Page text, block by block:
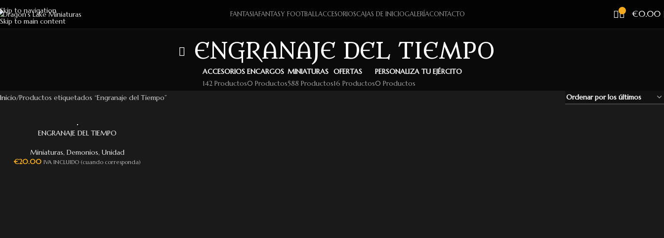
Skip to navigation
Skip to main content
FANTASIAFANTASY FOOTBALLACCESORIOSCAJAS DE INICIOGALERÍACONTACTO €0.00
ENGRANAJE DEL TIEMPO
ACCESORIOS
142 Productos
ENCARGOS
0 Productos
MINIATURAS
588 Productos
OFERTAS
16 Productos
PERSONALIZA TU EJÉRCITO
0 Productos
Inicio Productos etiquetados “Engranaje del Tiempo”
ENGRANAJE DEL TIEMPO
Miniaturas,Demonios,Unidad
€20.00 IVA INCLUIDO (cuando corresponda)